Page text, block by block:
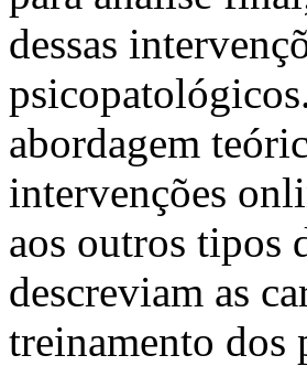
dessas
abordagem
intervenções
aos outros tipos
descreviam as
treinamento dos